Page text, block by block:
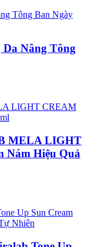
Da Nâng Tông
MELA LIGHT
Nám Hiệu Quả